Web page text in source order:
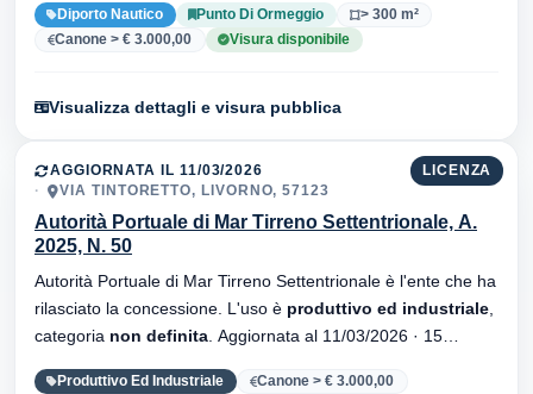
Diporto Nautico Punto Di Ormeggio
> 300 m²
Canone > € 3.000,00
Visura disponibile
Visualizza dettagli e visura pubblica
LICENZA
AGGIORNATA IL 11/03/2026
VIA TINTORETTO, LIVORNO, 57123
Autorità Portuale di Mar Tirreno Settentrionale, A.
2025, N. 50
Autorità Portuale di Mar Tirreno Settentrionale è l'ente che ha
rilasciato la concessione. L'uso è produttivo ed industriale
categoria non definita
Produttivo Ed Industriale
Canone > € 3.000,00